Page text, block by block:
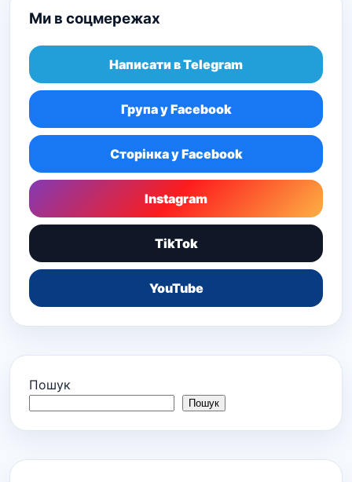
Ми в соцмережах
Написати в Telegram
Група у Facebook
Сторінка у Facebook
Instagram
TikTok
YouTube
Пошук
Пошук